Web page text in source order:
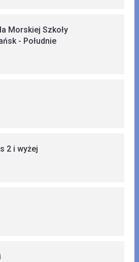
Morskiej Szkoły
- Południe
2 i wyżej